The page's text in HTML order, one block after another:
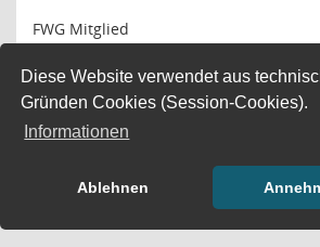
Diese Website verwendet aus
Gründen Cookies (Session-Cookies).
Informationen
Ablehnen
FWG Mitglied
4 Sätze Software: